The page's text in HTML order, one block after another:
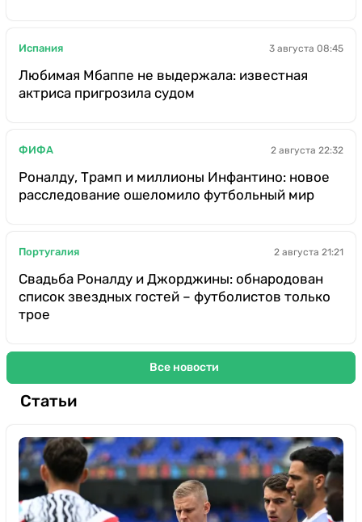
Испания 3 августа 08:45
Любимая Мбаппе не выдержала: известная
актриса пригрозила судом
ФИФА 2 августа 22:32
Роналду, Трамп и миллионы Инфантино: новое
расследование ошеломило футбольный мир
Португалия 2 августа 21:21
Свадьба Роналду и Джорджины: обнародован
список звездных гостей – футболистов только
трое
Все новости
Статьи